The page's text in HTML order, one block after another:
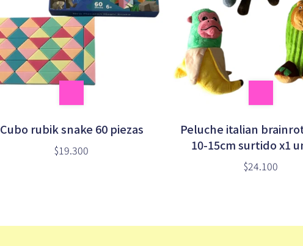
Cubo rubik snake 60 piezas
$19.300
Peluche italian
10-15cm surtido x1
$24.100